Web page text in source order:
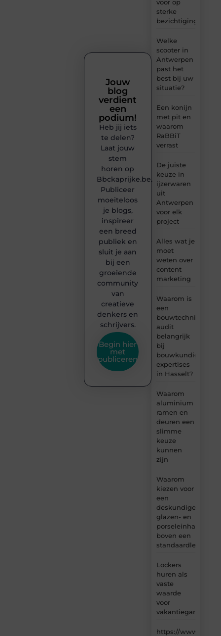
voor op
sterke
bezichtigingen
Welke
scooter in
Antwerpen
past het
best bij uw
situatie?
Een konijn
met pit en
waarom
RaBBiT
verrast
De juiste
keuze in
ijzerwaren
uit
Antwerpen
voor elk
project
Alles wat je
moet
weten over
content
marketing
Waarom is
een
bouwtechnische
audit
belangrijk
bij
bouwkundige
expertises
in Hasselt?
Waarom
aluminium
ramen en
deuren een
slimme
keuze
kunnen
zijn
Waarom
kiezen voor
een
deskundige
glazen- en
porseleinhandelaar
boven een
Lockers
huren als
vaste
waarde
voor
vakantiegangers
https://
Jouw
blog
verdient
een
podium!
Heb jij iets
te delen?
Laat jouw
stem
horen op
Bbckaprijke.be.
Publiceer
moeiteloos
je blogs,
inspireer
een breed
publiek en
sluit je aan
bij een
groeiende
community
van
creatieve
denkers en
schrijvers.
Begin hier
met
publiceren